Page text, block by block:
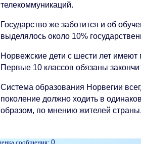
телекоммуникаций.
Государство же заботится и об
выделялось около 10%
Норвежские дети с шести лет имеют
Первые 10 классов обязаны
Система образования Норвегии
поколение должно ходить в
образом, по мнению жителей
0